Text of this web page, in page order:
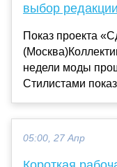
выбор редакции
Показ проекта
недели моды
Стилистами
05:00, 27 Апр